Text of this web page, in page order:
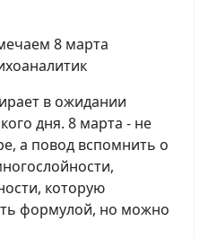
8 марта
в ожидании
дня. 8 марта - не
а повод вспомнить о
которую
формулой, но можно